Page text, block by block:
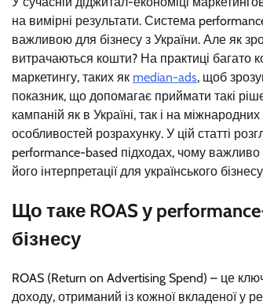
на вимірні результати. Система
важливою для бізнесу з України. Але як
витрачаються кошти? На практиці багато
маркетингу, таких як median-ads, щоб
показник, що допомагає приймати такі
кампаній як в Україні, так і на
особливостей розрахунку. У цій статті
performance-based підходах, чому
його інтерпретації для українського
Що таке ROAS у
бізнесу
ROAS (Return on Advertising Spend) – це
доходу, отриманий із кожної вкладеної у